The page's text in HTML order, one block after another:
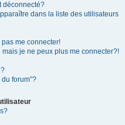
déconnecté?
dans la liste des utilisateurs
me connecter!
je ne peux plus me connecter?!
forum”?